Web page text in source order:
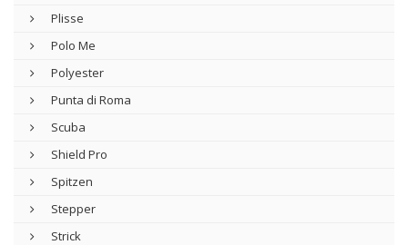
Plisse
Polo Me
Polyester
Punta di Roma
Scuba
Shield Pro
Spitzen
Stepper
Strick